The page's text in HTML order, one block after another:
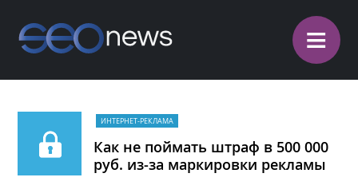
≡
ИНТЕРНЕТ-РЕКЛАМА
Как не поймать штраф в 500 000
руб. из-за маркировки рекламы